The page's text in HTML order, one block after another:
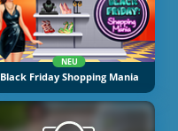
NEU
Black Friday Shopping Mania